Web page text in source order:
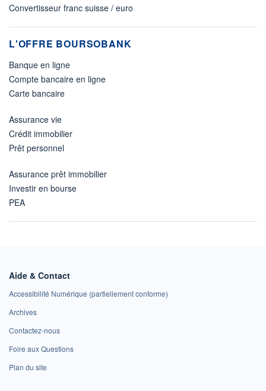
Convertisseur franc suisse / euro
L'OFFRE BOURSOBANK
Banque en ligne
Compte bancaire en ligne
Carte bancaire
Assurance vie
Crédit immobilier
Prêt personnel
Assurance prêt immobilier
Investir en bourse
PEA
Aide & Contact
Accessibilité Numérique (partiellement conforme)
Archives
Contactez-nous
Foire aux Questions
Plan du site